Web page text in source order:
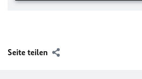
Seite teilen